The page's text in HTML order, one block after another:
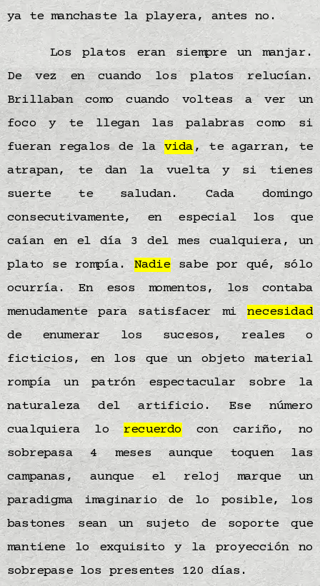
ya te manchaste la playera, antes no.
Los platos eran siempre un manjar.
De vez en cuando los platos relucían.
Brillaban como cuando volteas a ver un
foco y te llegan las palabras como si
fueran regalos de lavida , te agarran, te
atrapan, te dan la vuelta y si tienes
suerte te saludan. Cada domingo
consecutivamente, en especial los que
caían en el día 3 del mes cualquiera, un
plato se rompía. Nadiesabe por qué, sólo
ocurría. En esos momentos, los contaba
menudamente para satisfacer minecesidad
de enumerar los sucesos, reales o
ficticios, en los que un objeto material
rompía un patrón espectacular sobre la
naturaleza del artificio. Ese número
cualquiera lorecuerdocon cariño, no
sobrepasa 4 meses aunque toquen las
campanas, aunque el reloj marque un
paradigma imaginario de lo posible, los
bastones sean un sujeto de soporte que
mantiene lo exquisito y la proyección no
sobrepase los presentes 120 días.